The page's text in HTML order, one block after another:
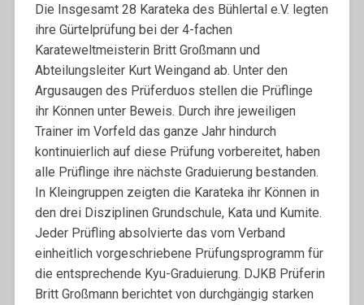
Die Insgesamt 28 Karateka des Bühlertal e.V. legten
ihre Gürtelprüfung bei der 4-fachen
Karateweltmeisterin Britt Großmann und
Abteilungsleiter Kurt Weingand ab. Unter den
Argusaugen des Prüferduos stellen die Prüflinge
ihr Können unter Beweis. Durch ihre jeweiligen
Trainer im Vorfeld das ganze Jahr hindurch
kontinuierlich auf diese Prüfung vorbereitet, haben
alle Prüflinge ihre nächste Graduierung bestanden.
In Kleingruppen zeigten die Karateka ihr Können in
den drei Disziplinen Grundschule, Kata und Kumite.
Jeder Prüfling absolvierte das vom Verband
einheitlich vorgeschriebene Prüfungsprogramm für
die entsprechende Kyu-Graduierung. DJKB Prüferin
Britt Großmann berichtet von durchgängig starken